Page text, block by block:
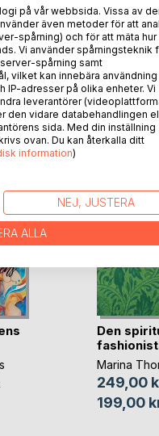
bättre genom
den feminina energin, att
HOS
Den
Marina
249,00
199,00
på vår webbsida. Vissa av
även metoder för att
spårning) och för att mäta hur
Vi använder spårningsteknik
spårning samt
vilket kan innebära användning
IP-adresser på olika enheter. Vi
leverantörer
den vidare databehandlingen
sida. Med din inställning
ovan. Du kan återkalla ditt
information)
NEJ, JUSTERA
ALLA